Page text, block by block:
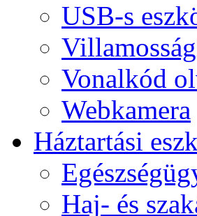
USB-s
Vonalkód
Webkamera
Háztartási
Haj- és